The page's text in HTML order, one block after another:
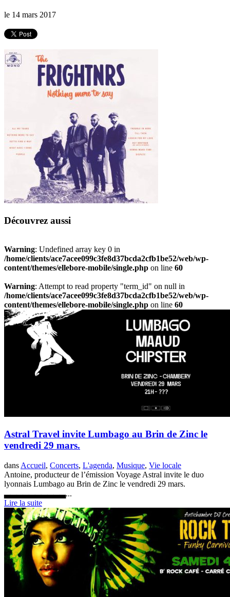
le 14 mars 2017
Découvrez aussi
Warning: Undefined array key 0 in
/home/clients/ace7acee099c3fe8d37bcda2cfb1be52/web/wp-
content/themes/ellebore-mobile/single.php on line 60
Warning: Attempt to read property "term_id" on null in
/home/clients/ace7acee099c3fe8d37bcda2cfb1be52/web/wp-
content/themes/ellebore-mobile/single.php on line 60
Astral Travel invite Lumbago au Brin de Zinc le
vendredi 29 mars.
dans Accueil, Concerts, L'agenda, Musique, Vie locale
Antoine, producteur de l’émission Voyage Astral invite le duo
lyonnais Lumbago au Brin de Zinc le vendredi 29 mars.
▃▃▃▃▃▃▃▃▃▃...
Lire la suite